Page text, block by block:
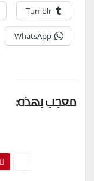
Tumblr
WhatsApp
معجب بهذه: